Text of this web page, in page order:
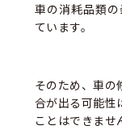
車の消耗品類
ています。
そのため、車の
合が出る可能性
ことはできませ